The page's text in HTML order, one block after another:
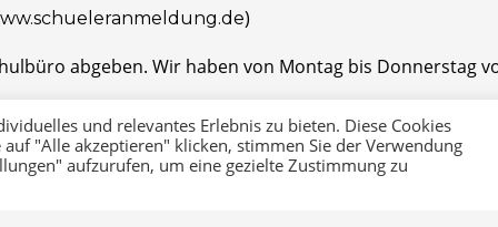
)
abgeben. Wir haben von Montag bis Donnerstag
letzten Anmeldewoche am 14.02., 15.02. und 17.02.
(Eingang Schützenweg 6, Treppe hoch, Raum links).
und relevantes Erlebnis zu bieten. Diese Cookies
"Alle akzeptieren" klicken, stimmen Sie der Verwendung
aufzurufen, um eine gezielte Zustimmung zu